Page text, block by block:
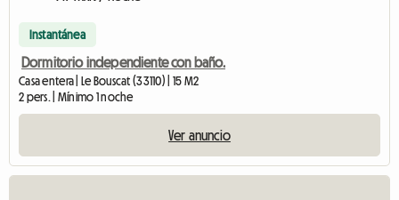
Instantánea
Dormitorio independiente con baño.
Casa entera | Le Bouscat (33110) | 15 M2
2 pers. | Mínimo 1 noche
Ver anuncio